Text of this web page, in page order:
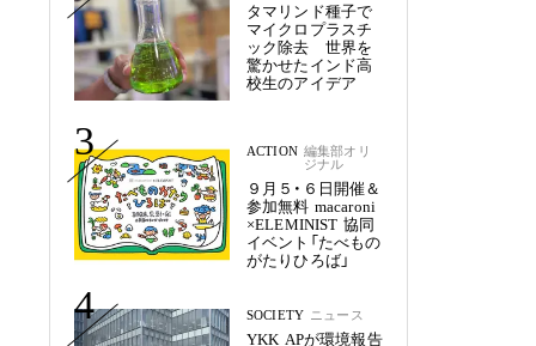
タマリンド種子で
マイクロプラスチ
ック除去 世界を
驚かせたインド高
校生のアイデア
3 ACTION 編集部オリ
ジナル
９月５・６日開催＆
参加無料 macaroni
×ELEMINIST 協同
イベント「たべもの
がたりひろば」
4 SOCIETY ニュース
YKK APが環境報告